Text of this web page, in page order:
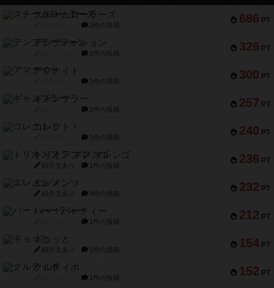
686 PT
スチームローラーズ
2件の投稿
326 PT
テンプテーション
2件の投稿
300 PT
アマナイト
1件の投稿
257 PT
ギャンブラー
2件の投稿
240 PT
コレクト！
1件の投稿
236 PT
トリオンフ ア マレンゴ
紹介文あり 1件の投稿
232 PT
エレメンツ
紹介文あり 4件の投稿
212 PT
バー！パーティー
1件の投稿
154 PT
ギョッと
紹介文あり 1件の投稿
152 PT
クルティボ
1件の投稿